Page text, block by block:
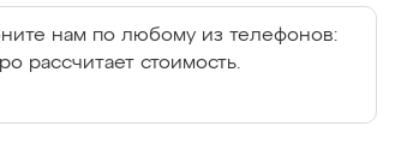
нам по любому из телефонов:
рассчитает стоимость.